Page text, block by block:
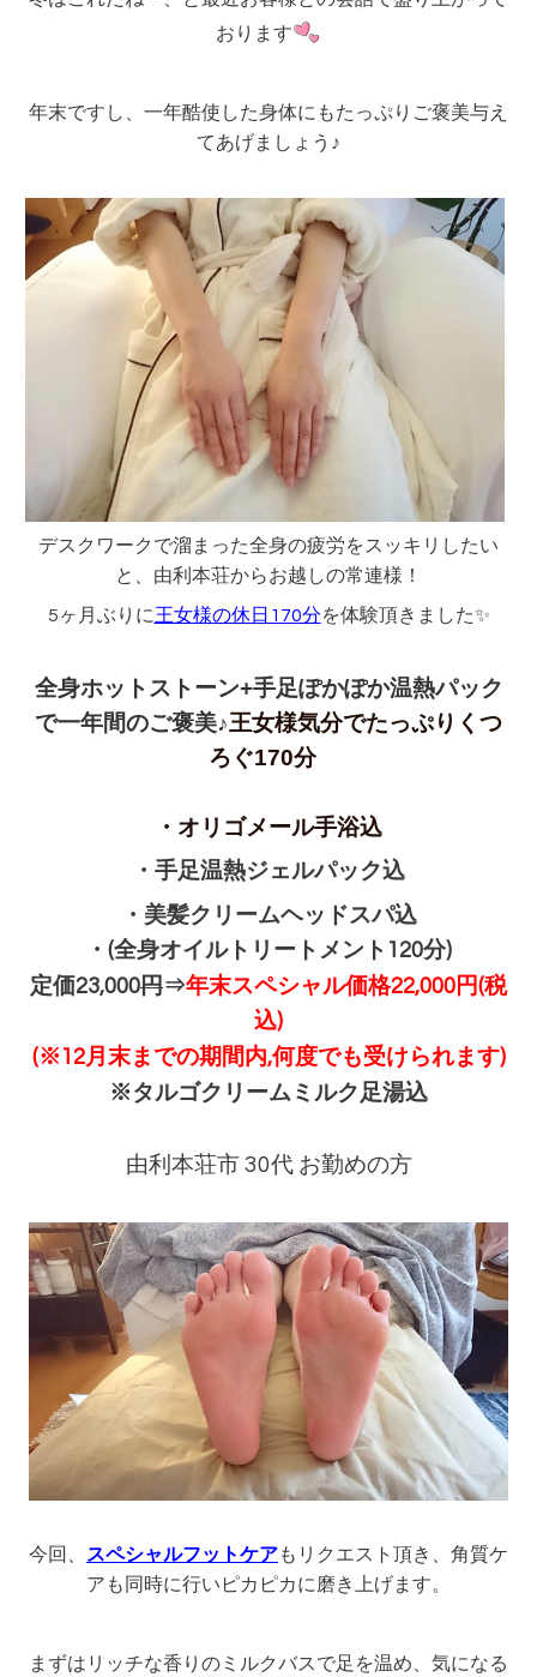
おります
年末ですし、一年酷使した身体にもたっぷりご褒美与え
てあげましょう♪
デスクワークで溜まった全身の疲労をスッキリしたい
と、由利本荘からお越しの常連様！
5ヶ月ぶりに王女様の休日170分を体験頂きました✨
全身ホットストーン+手足ぽかぽか温熱パック
で一年間のご褒美♪王女様気分でたっぷりくつ
ろぐ170分
・オリゴメール手浴込
・手足温熱ジェルパック込
・美髪クリームヘッドスパ込
・(全身オイルトリートメント120分)
定価23,000円⇒年末スペシャル価格22,000円(税
込)
(※12月末までの期間内,何度でも受けられます)
※タルゴクリームミルク足湯込
由利本荘市 30代 お勤めの方
今回、 スペシャルフットケアもリクエスト頂き、角質ケ
アも同時に行いピカピカに磨き上げます。
まずはリッチな香りのミルクバスで足を温め、気になる